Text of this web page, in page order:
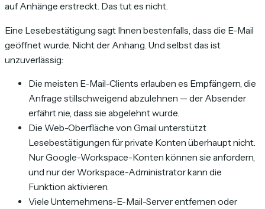
auf Anhänge erstreckt. Das tut es nicht.
Eine Lesebestätigung sagt Ihnen bestenfalls, dass die E-Mail
geöffnet wurde. Nicht der Anhang. Und selbst das ist
unzuverlässig:
Die meisten E-Mail-Clients erlauben es Empfängern, die
Anfrage stillschweigend abzulehnen — der Absender
erfährt nie, dass sie abgelehnt wurde.
Die Web-Oberfläche von Gmail unterstützt
Lesebestätigungen für private Konten überhaupt nicht.
Nur Google-Workspace-Konten können sie anfordern,
und nur der Workspace-Administrator kann die
Funktion aktivieren.
Viele Unternehmens-E-Mail-Server entfernen oder